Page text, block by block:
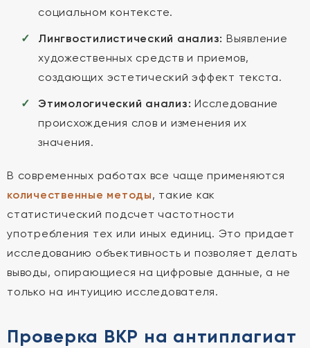
социальном контексте.
Лингвостилистический анализ: Выявление
художественных средств и приемов,
создающих эстетический эффект текста.
Этимологический анализ: Исследование
происхождения слов и изменения их
значения.
В современных работах все чаще применяются
количественные методы, такие как
статистический подсчет частотности
употребления тех или иных единиц. Это придает
исследованию объективность и позволяет делать
выводы, опирающиеся на цифровые данные, а не
только на интуицию исследователя.
Проверка ВКР на антиплагиат